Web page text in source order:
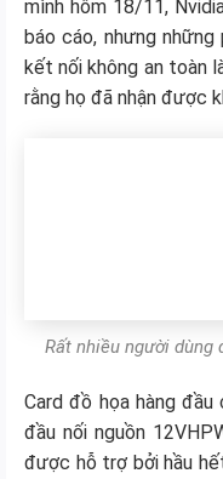
mình hôm 18/11,
báo cáo, nhưng
kết nối không an toàn
rằng họ đã nhận được
Rất nhiều người dùng
Card đồ họa hàng
đầu nối nguồn
được hỗ trợ bởi hầu